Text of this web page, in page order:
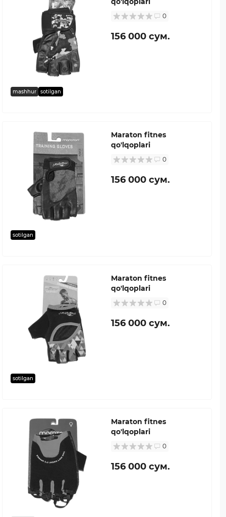
mashhur sotilgan
0
156 000 сум.
sotilgan
Maraton fitnes
qo'lqoplari
0
156 000 сум.
sotilgan
Maraton fitnes
qo'lqoplari
0
156 000 сум.
Maraton fitnes
qo'lqoplari
0
156 000 сум.